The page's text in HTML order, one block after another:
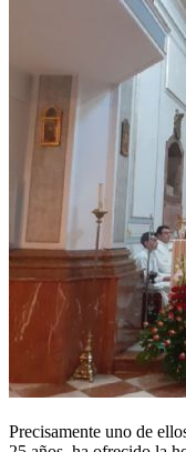
Precisamente uno de